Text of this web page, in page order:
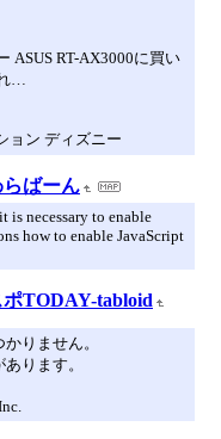
ASUS RT-AX3000に買い
…
ョン ディズニー
ばーん
necessary to enable
how to enable JavaScript
TODAY-tabloid
りません。
ります。